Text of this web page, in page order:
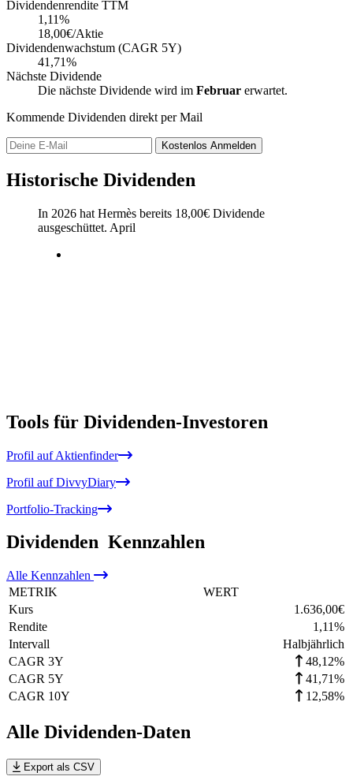
Dividendenrendite TTM
1,11%
18,00€/Aktie
Dividendenwachstum (CAGR 5Y)
41,71%
Nächste Dividende
Die nächste Dividende wird im Februar erwartet.
Kommende Dividenden direkt per Mail
Kostenlos Anmelden
Historische Dividenden
In 2026 hat Hermès bereits 18,00€ Dividende
ausgeschüttet. April
Tools für Dividenden-Investoren
Profil auf Aktienfinder
Profil auf DivvyDiary
Portfolio-Tracking
Dividenden Kennzahlen
Alle Kennzahlen
METRIK
WERT
Kurs
1.636,00€
Rendite
1,11%
Intervall
Halbjährlich
CAGR 3Y
48,12%
CAGR 5Y
41,71%
CAGR 10Y
12,58%
Alle Dividenden-Daten
Export als CSV